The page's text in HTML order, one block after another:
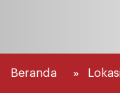
Beranda